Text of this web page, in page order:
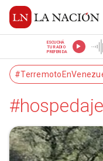
ESCUCHÁ
TU RADIO
PREFERIDA
#hospedaje